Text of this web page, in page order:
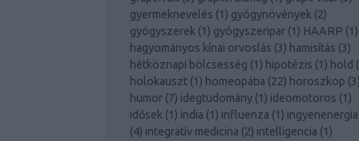
gyermeknevelés (1) gyógynövények (2)
gyógyszerek (1) gyógyszeripar (1) HAARP (1)
hagyományos kínai orvoslás (3) hamisítás (3)
hétköznapi bölcsesség (1) hipotézis (1) hold (
holokauszt (1) homeopátia (22) horoszkop (3)
humor (7) idegtudomány (1) ideomotoros (1)
idősek (1) india (1) influenza (1) ingyenenergia
(4) integratív medicina (2) intelligencia (1)